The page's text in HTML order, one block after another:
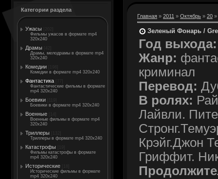
Категории раздела
Ужасы
Фильмы ужасов в формате mp4
320x240
Драмы
Драмы, мелодрамы в формате mp4
320x240
Комедии
Комедии в формате mp4 320x240
Фантастика
Фантастические фильмы в формате
mp4 320x240
Боевики
Боевики в формате mp4 320x240
Военные
Военные фильмы в формате mp4
320x240
Триллеры
Триллеры в формате mp4 320x240
Катастрофы
Фильмы катастрофы в формате
mp4 320x240
Исторические
Исторические фильмы в формате
mp4 320x240
Главная » 2011 » Октябрь » 20 »
Зеленый Фонарь /
Год выхода:
Жанр:
криминал
Перевод:
В ролях:
Лайвли.
Крэйг.Джон
Гриффит.